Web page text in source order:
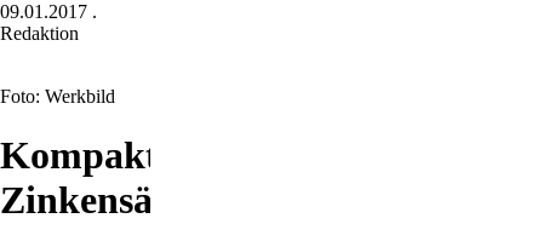
09.01.2017 .
Redaktion
Foto: Werkbild
Kompakte
Zinkensämaschine